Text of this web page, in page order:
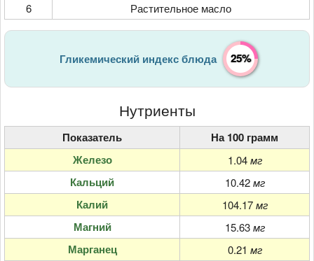
6
Растительное масло
Гликемический индекс блюда 25%
Нутриенты
Показатель
На 100 грамм
Железо
1.04 мг
Кальций 10.42 мг
Калий 104.17 мг
Магний 15.63 мг
Марганец 0.21 мг